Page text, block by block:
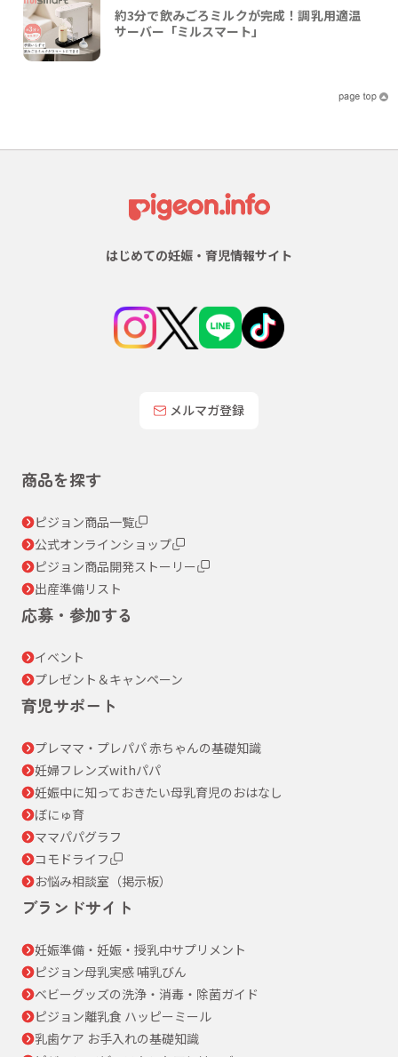
約3分で飲みごろミルクが完成！調乳用適温
サーバー「ミルスマート」
はじめての妊娠・育児情報サイト
メルマガ登録
商品を探す
ピジョン商品一覧
公式オンラインショップ
ピジョン商品開発ストーリー
出産準備リスト
応募・参加する
イベント
プレゼント＆キャンペーン
育児サポート
プレママ・プレパパ 赤ちゃんの基礎知識
妊婦フレンズwithパパ
妊娠中に知っておきたい母乳育児のおはなし
ぼにゅ育
ママパパグラフ
コモドライフ
お悩み相談室（掲示板）
ブランドサイト
妊娠準備・妊娠・授乳中サプリメント
ピジョン母乳実感 哺乳びん
ベビーグッズの洗浄・消毒・除菌ガイド
ピジョン離乳食 ハッピーミール
乳歯ケア お手入れの基礎知識